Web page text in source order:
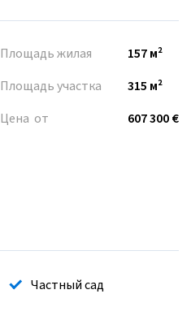
Площадь жилая
157 м²
Площадь участка
315 м²
Цена от
607 300 €
Частный сад